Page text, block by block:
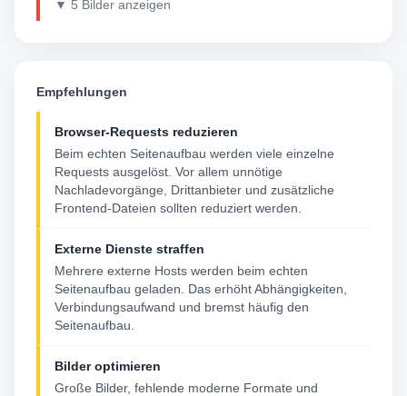
▼ 5 Bilder anzeigen
Empfehlungen
Browser-Requests reduzieren
Beim echten Seitenaufbau werden viele einzelne
Requests ausgelöst. Vor allem unnötige
Nachladevorgänge, Drittanbieter und zusätzliche
Frontend-Dateien sollten reduziert werden.
Externe Dienste straffen
Mehrere externe Hosts werden beim echten
Seitenaufbau geladen. Das erhöht Abhängigkeiten,
Verbindungsaufwand und bremst häufig den
Seitenaufbau.
Bilder optimieren
Große Bilder, fehlende moderne Formate und